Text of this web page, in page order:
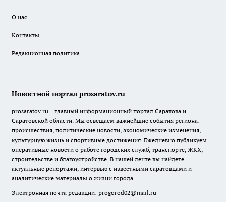
О нас
Контакты
Редакционная политика
Новостной портал prosaratov.ru
prosaratov.ru – главный информационный портал Саратова и
Саратовской области. Мы освещаем важнейшие события региона:
происшествия, политические новости, экономические изменения,
культурную жизнь и спортивные достижения. Ежедневно публикуем
оперативные новости о работе городских служб, транспорте, ЖКХ,
строительстве и благоустройстве. В нашей ленте вы найдете
актуальные репортажи, интервью с известными саратовцами и
аналитические материалы о жизни города.
Электронная почта редакции: progorod02@mail.ru